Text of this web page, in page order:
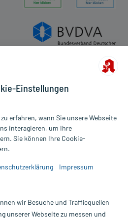
ggf. zzgl. Versandkosten
werden ausschließlich für
durch einen Arzt. Bitte
können. | Diese Webseite benutzt
bitte dazu die wichtigen Hinweise in
Für den Widerruf einer Bestellung
Einstellungen
erfahren, wann Sie unsere Webseite
interagieren, um Ihre
Sie können Ihre Cookie-
Impressum
wir Besuche und Trafficquellen
unserer Webseite zu messen und